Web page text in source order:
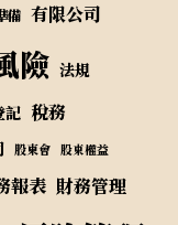
備 有限公司
險 法規
記 稅務
股東會 股東權益
報表 財務管理